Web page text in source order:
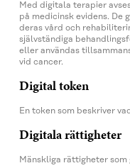
Med digitala terapier
på medicinsk evidens.
deras vård och
självständiga
eller användas
vid cancer.
Digital token
En token som beskriver
Digitala rättigheter
Mänskliga rättigheter